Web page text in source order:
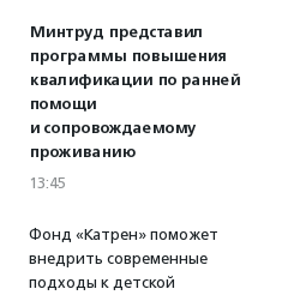
Минтруд представил
программы повышения
квалификации по ранней
помощи
и сопровождаемому
проживанию
13:45
Фонд «Катрен» поможет
внедрить современные
подходы к детской